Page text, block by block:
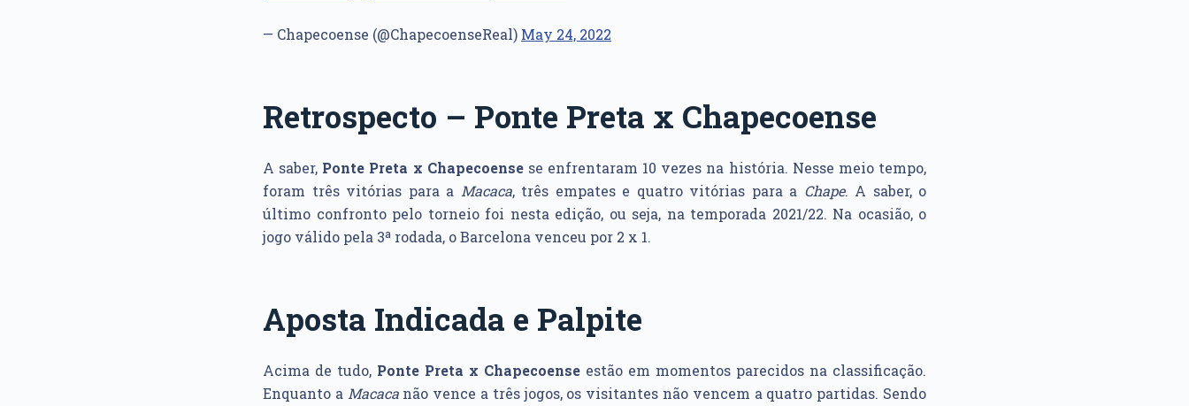
— Chapecoense (@ChapecoenseReal) May 24, 2022
Retrospecto – Ponte Preta x Chapecoense
A saber, Ponte Preta x Chapecoensese enfrentaram 10 vezes na história. Nesse meio tempo,
foram três vitórias para a Macaca, três empates e quatro vitórias para a Chape. A saber, o
último confronto pelo torneio foi nesta edição, ou seja, na temporada 2021/22. Na ocasião, o
jogo válido pela 3ª rodada, o Barcelona venceu por 2 x 1.
Aposta Indicada e Palpite
Acima de tudo, Ponte Preta x Chapecoense estão em momentos parecidos na classificação.
Enquanto a Macacanão vence a três jogos, os visitantes não vencem a quatro partidas. Sendo